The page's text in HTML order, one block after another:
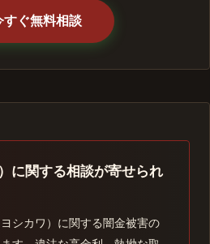
すぐ無料相談
に関する相談が寄せられ
シカワ）に関する闇金被害の